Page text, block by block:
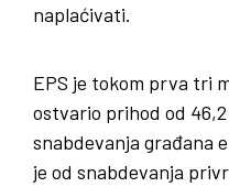
naplaćivati.
EPS je tokom prva tri
ostvario prihod od
snabdevanja građana
je od snabdevanja